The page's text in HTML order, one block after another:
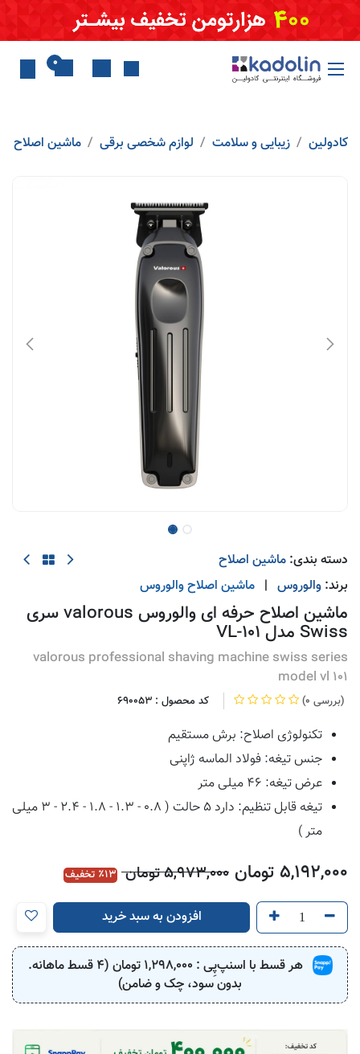
Skip to Content
0
کادولین زیبایی و سلامت لوازم شخصی برقی ماشین اصلاح
دسته بندی: ماشین اصلاح
برند: والوروس | ماشین اصلاحوالوروس
ماشین اصلاح حرفه ای والوروس valorous سری
Swiss مدل VL-101
valorous professional shaving machine swiss series
model vl 101
(0 بررسی) کد محصول : 690053
تکنولوژی اصلاح: برش مستقیم
جنس تیغه: فولاد الماسه ژاپنی
عرض تیغه: 46 میلی متر
تیغه قابل تنظیم: دارد 5 حالت ( 0.8 - 1.3 - 1.8 - 2.4 - 3 میلی
متر )
5,192,000 تومان 5,973,000تومان 13٪ تخفیف
افزودن به سبد خرید
هر قسط با اسنپ‌پِی : 1,298,000
تومان (4 قسط ماهانه.
بدون سود، چک و ضامن)